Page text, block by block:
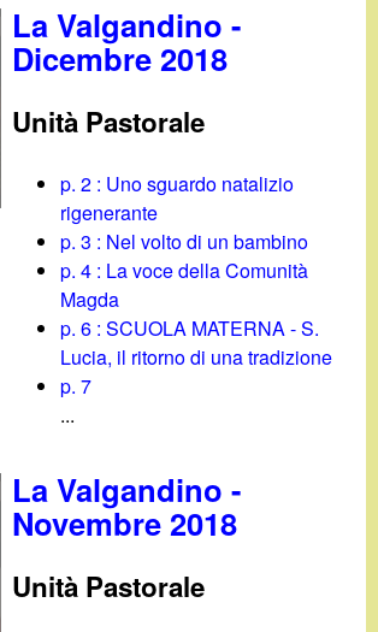
La Valgandino -
Dicembre 2018
Unità Pastorale
p. 2 : Uno sguardo natalizio
rigenerante
p. 3 : Nel volto di un bambino
p. 4 : La voce della Comunità
Magda
p. 6 : SCUOLA MATERNA - S.
Lucia, il ritorno di una tradizione
p. 7
...
La Valgandino -
Novembre 2018
Unità Pastorale